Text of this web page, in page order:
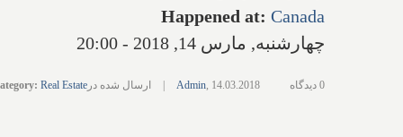
Happened at: Canada
چهارشنبه, مارس 14, 2018 - 20:00
Admin, 14.03.2018 ارسال شده در : Real Estate 0 دیدگاه